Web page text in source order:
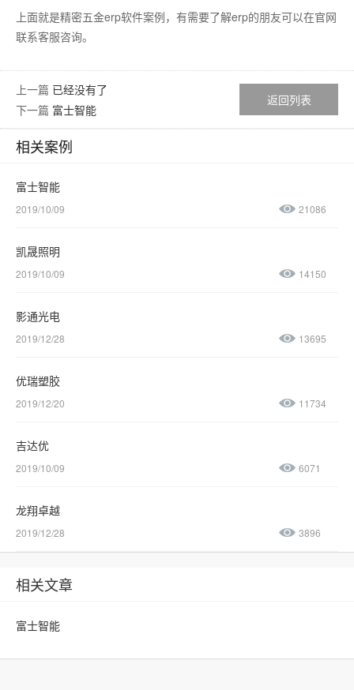
上面就是精密五金erp软件案例，有需要了解erp的朋友可以在官网
联系客服咨询。
返回列表
上一篇 已经没有了
下一篇 富士智能
相关案例
富士智能
2019/10/09 21086
凯晟照明
2019/10/09 14150
影通光电
2019/12/28 13695
优瑞塑胶
2019/12/20 11734
吉达优
2019/10/09 6071
龙翔卓越
2019/12/28 3896
相关文章
富士智能